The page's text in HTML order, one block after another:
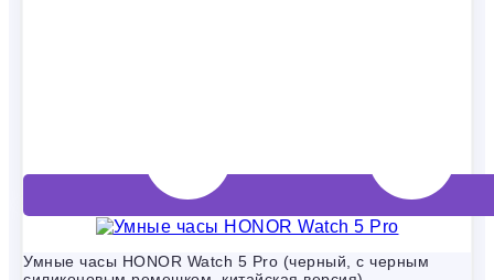
Умные часы HONOR Watch 5 Pro (черный, с черным